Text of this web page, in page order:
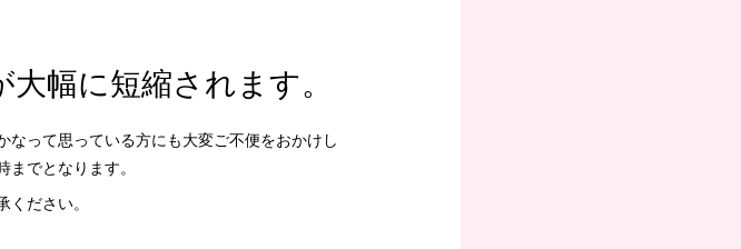
幅に短縮されます。
って思っている方にも大変ご不便をおかけし
でとなります。
ださい。